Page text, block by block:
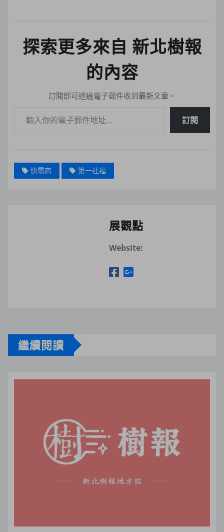
探索更多來自 新北樹報
的內容
訂閱即可透過電子郵件收到最新文章。
訂閱
快電商 第一社福
展觀點
Website:
繼續閱讀